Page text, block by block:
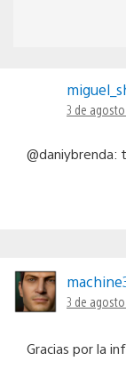
3 de
@daniybrenda:
3 de
Gracias por la